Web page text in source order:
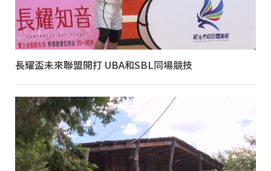
長耀盃未來聯盟開打 UBA和SBL同場競技